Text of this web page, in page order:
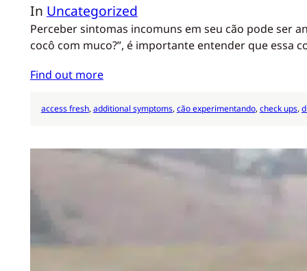
In Uncategorized
Perceber sintomas incomuns em seu cão pode ser
cocô com muco?”, é importante entender que essa
Find out more
access fresh, additional symptoms, cão experimentando, check ups,